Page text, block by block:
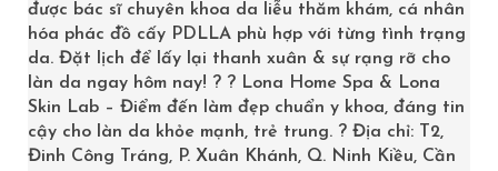
SKINCOOLER
Trang chủ /Uncategorized/SkinCooler
được bác sĩ chuyên khoa da liễu thăm khám, cá nhân
hóa phác đồ cấy PDLLA phù hợp với từng tình trạng
da. Đặt lịch để lấy lại thanh xuân & sự rạng rỡ cho
làn da ngay hôm nay! ? ? Lona Home Spa & Lona
Skin Lab – Điểm đến làm đẹp chuẩn y khoa, đáng tin
cậy cho làn da khỏe mạnh, trẻ trung. ? Địa chỉ: T2,
Đinh Công Tráng, P. Xuân Khánh, Q. Ninh Kiều, Cần